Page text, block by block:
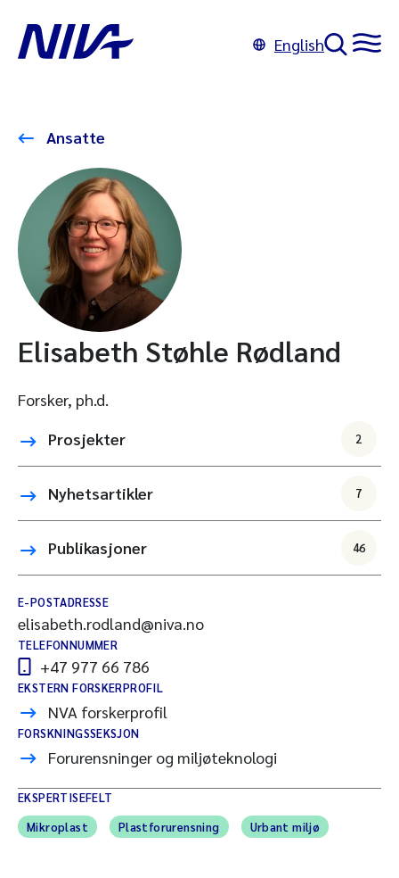
English
Ansatte
Elisabeth Støhle Rødland
Forsker, ph.d.
Prosjekter
2
Nyhetsartikler 7
Publikasjoner 46
E-POSTADRESSE
elisabeth.rodland@niva.no
TELEFONNUMMER
+47 977 66 786
EKSTERN FORSKERPROFIL
NVA forskerprofil
FORSKNINGSSEKSJON
Forurensninger og miljøteknologi
EKSPERTISEFELT
Mikroplast
Plastforurensning Urbant miljø